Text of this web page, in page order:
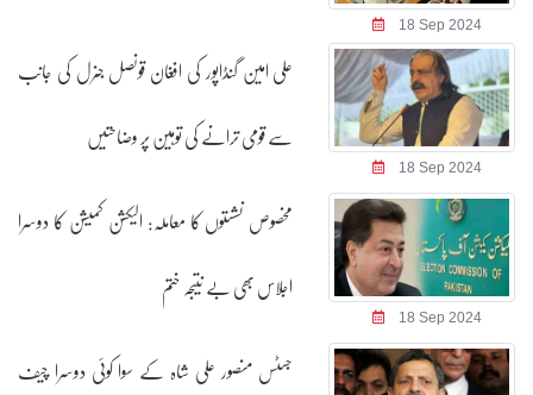
18 Sep 2024
18 Sep 2024
علی امین گنڈاپور کی افغان قونصل جنرل کی جانب
سے قومی ترانے کی توہین پر وضاحتیں
18 Sep 2024
مخصوص نشستوں کا معاملہ: الیکشن کمیشن کا دوسرا
اجلاس بھی بے نتیجہ ختم
جسٹس منصور علی شاہ کے سوا کوئی دوسرا چیف